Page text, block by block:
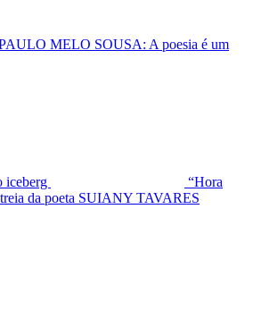
MELO SOUSA: A poesia é um
iceberg
“Hora
da poeta SUIANY TAVARES